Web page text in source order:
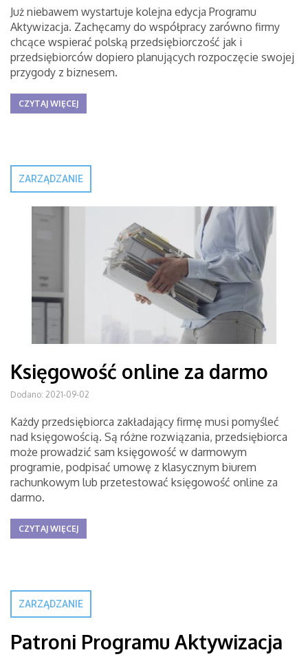
Już niebawem wystartuje kolejna edycja Programu
Aktywizacja. Zachęcamy do współpracy zarówno firmy
chcące wspierać polską przedsiębiorczość jak i
przedsiębiorców dopiero planujących rozpoczęcie swojej
przygody z biznesem.
CZYTAJ WIĘCEJ
ZARZĄDZANIE
Księgowość online za darmo
Dodano: 2021-09-02
Każdy przedsiębiorca zakładający firmę musi pomyśleć
nad księgowością. Są różne rozwiązania, przedsiębiorca
może prowadzić sam księgowość w darmowym
programie, podpisać umowę z klasycznym biurem
rachunkowym lub przetestować księgowość online za
darmo.
CZYTAJ WIĘCEJ
ZARZĄDZANIE
Patroni Programu Aktywizacja